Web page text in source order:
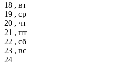
18 , вт
19 , ср
20 , чт
21 , пт
22 , сб
23 , вс
24